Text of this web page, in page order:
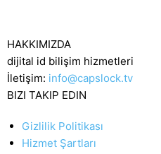
HAKKIMIZDA
dijital id bilişim hizmetleri
İletişim: info@capslock.tv
BIZI TAKIP EDIN
Gizlilik Politikası
Hizmet Şartları